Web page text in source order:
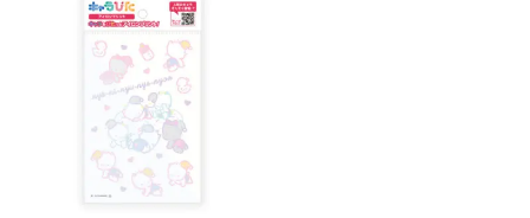
サンリオキャラクターズ
アイロンプリントシート